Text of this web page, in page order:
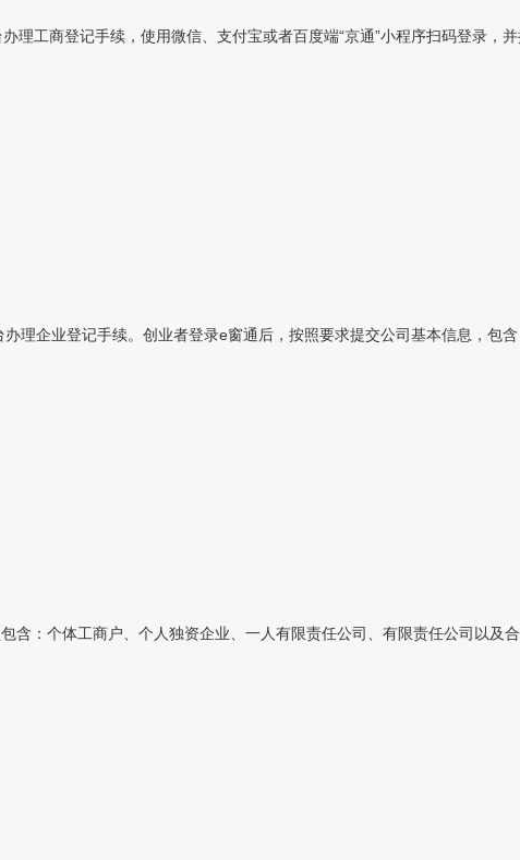
工商登记手续，使用微信、支付宝或者百度端“京通”小程序扫码登录，并
理企业登记手续。创业者登录e窗通后，按照要求提交公司基本信息，包含
：个体工商户、个人独资企业、一人有限责任公司、有限责任公司以及合